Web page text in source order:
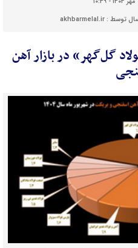
توسط :akhbarmelal.ir
گل‌گهر» در بازار آهن